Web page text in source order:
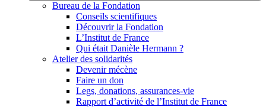
Bureau de la Fondation
Conseils scientifiques
Découvrir la Fondation
L’Institut de France
Qui était Danièle Hermann ?
Atelier des solidarités
Devenir mécène
Faire un don
Legs, donations, assurances-vie
Rapport d’activité de l’Institut de France